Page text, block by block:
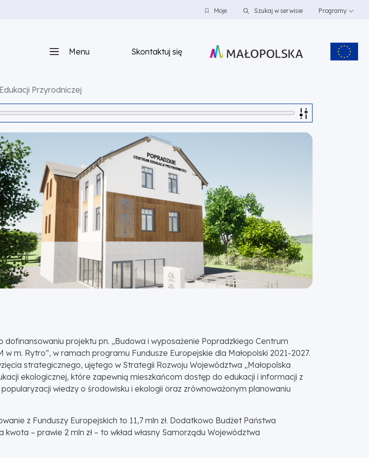
Moje Szukaj w serwisie Programy
Menu Skontaktuj się
Przyrodniczej
dofinansowaniu projektu pn. „Budowa i wyposażenie Popradzkiego Centrum
w m. Rytro”, w ramach programu Fundusze Europejskie dla Małopolski 2021-2027.
strategicznego, ujętego w Strategii Rozwoju Województwa „Małopolska
ekologicznej, które zapewnią mieszkańcom dostęp do edukacji i informacji z
wiedzy o środowisku i ekologii oraz zrównoważonym planowaniu
z Funduszy Europejskich to 11,7 mln zł. Dodatkowo Budżet Państwa
– prawie 2 mln zł – to wkład własny Samorządu Województwa